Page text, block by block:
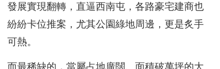
發展實現翻轉，直逼西南屯，各路豪宅建商也
紛紛卡位推案，尤其公園綠地周邊，更是炙手
可熱。
而最稀缺的，當屬占地廣闊、面積破萬坪的大